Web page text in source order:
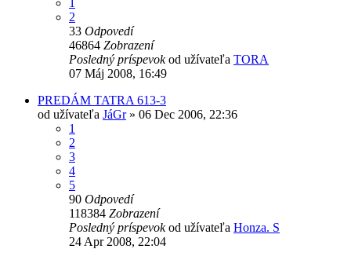
2
33 Odpovedí
46864 Zobrazení
Posledný príspevokod užívateľa TORA
07 Máj 2008, 16:49
PREDÁM TATRA 613-3
od užívateľa JáGr» 06 Dec 2006, 22:36
1
2
3
4
5
90 Odpovedí
118384 Zobrazení
Posledný príspevokod užívateľa Honza. S
24 Apr 2008, 22:04